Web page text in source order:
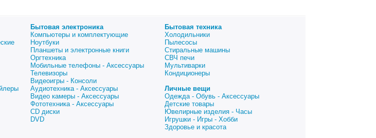
Бытовая электроника
Компьютеры и комплектующие
Ноутбуки
Планшеты и электронные книги
Оргтехника
Мобильные телефоны - Аксессуары
Телевизоры
Видеоигры - Консоли
Аудиотехника - Аксессуары
Видео камеры - Аксессуары
Фототехника - Аксессуары
CD диски
DVD
Бытовая техника
Холодильники
Пылесосы
Стиральные машины
СВЧ печи
Мультиварки
Кондиционеры
Личные вещи
Одежда - Обувь - Аксессуары
Детские товары
Ювелирные изделия - Часы
Игрушки - Игры - Хобби
Здоровье и красота